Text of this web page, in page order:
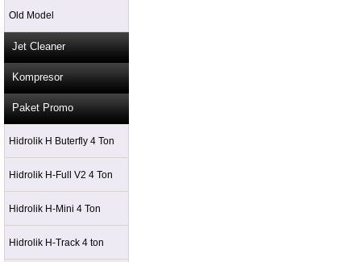
Old Model
Jet Cleaner
Kompresor
Paket Promo
Hidrolik H Buterfly 4 Ton
Hidrolik H-Full V2 4 Ton
Hidrolik H-Mini 4 Ton
Hidrolik H-Track 4 ton